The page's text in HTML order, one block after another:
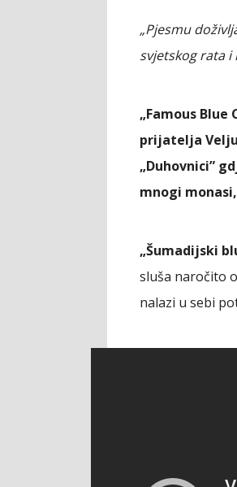
„Pjesmu
svjetskog rata i
„Famous
prijatelja
„Duhovnici”
mnogi
„Šumadijski
sluša naročito
nalazi u sebi